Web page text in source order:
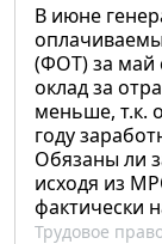
В июне
(ФОТ) за май
оклад за
меньше, т.к.
году
Обязаны ли
исходя из
фактически
Трудовое